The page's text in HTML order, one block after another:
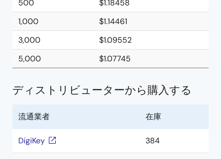
500
$1.18458
1,000
$1.14461
3,000
$1.09552
5,000
$1.07745
ディストリビューターから購入する
流通業者 在庫
DigiKey 384